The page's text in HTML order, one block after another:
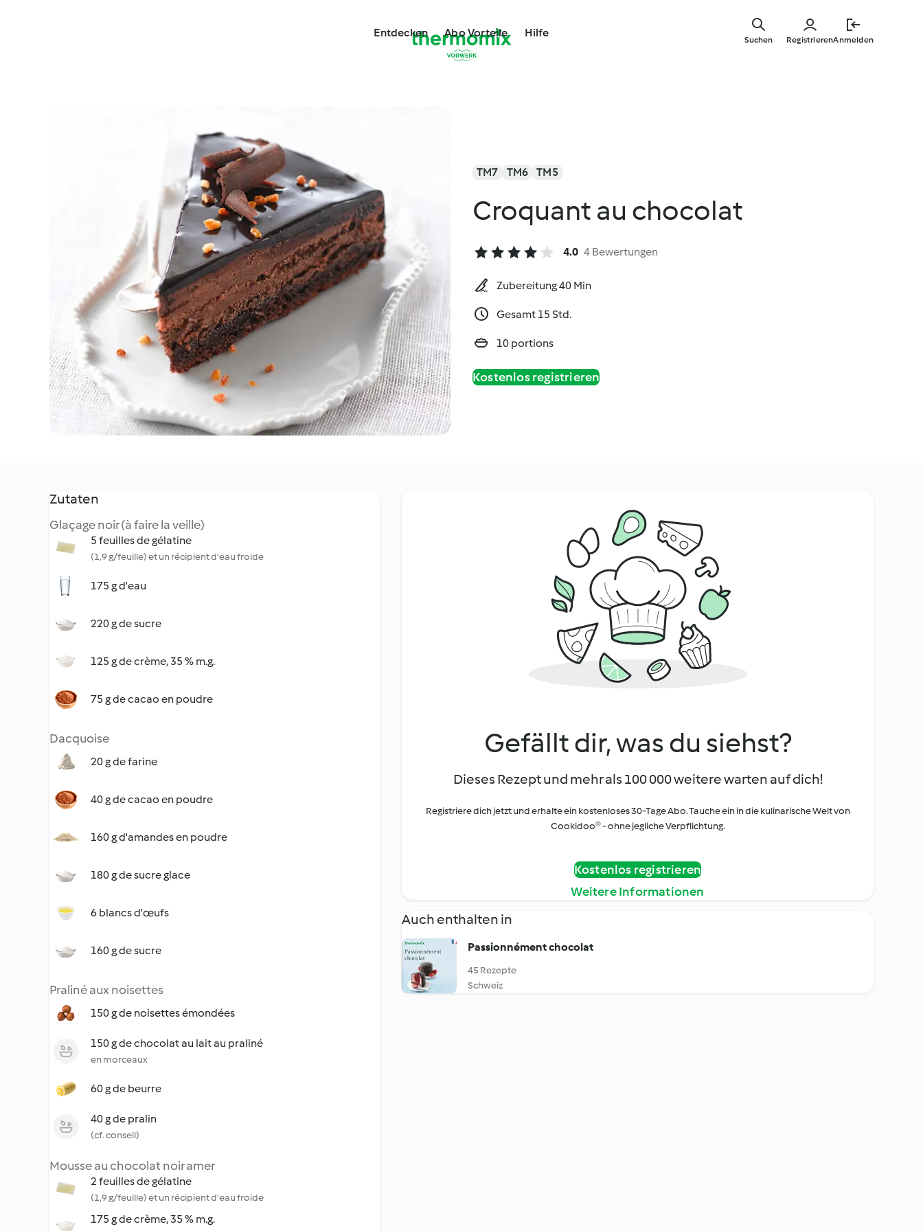
Entdecken Abo Vorteile Hilfe
RegistrierenAnmelden
Suchen
TM7 TM6 TM5
Croquant au chocolat
4.0 4 Bewertungen
Zubereitung 40 Min
Gesamt 15 Std.
10 portions
Kostenlos registrieren
Zutaten
Glaçage noir (à faire la veille)
5 feuilles de gélatine
(1,9 g/feuille) et un récipient d'eau froide
175 g d'eau
220 g de sucre
125 g de crème, 35 % m.g.
75 g de cacao en poudre
Dacquoise
20 g de farine
40 g de cacao en poudre
160 g d'amandes en poudre
180 g de sucre glace
6 blancs d'œufs
160 g de sucre
Praliné aux noisettes
150 g de noisettes émondées
150 g de chocolat au lait au praliné
en morceaux
60 g de beurre
40 g de pralin
(cf. conseil)
Mousse au chocolat noir amer
2 feuilles de gélatine
(1,9 g/feuille) et un récipient d'eau froide
175 g de crème, 35 % m.g.
Gefällt dir, was du siehst?
Dieses Rezept und mehr als 100 000 weitere warten auf dich!
Registriere dich jetzt und erhalte ein kostenloses 30-Tage Abo. Tauche ein in die kulinarische Welt von
Cookidoo® - ohne jegliche Verpflichtung.
Kostenlos registrieren
Weitere Informationen
Auch enthalten in
Passionnément chocolat
45 Rezepte
Schweiz